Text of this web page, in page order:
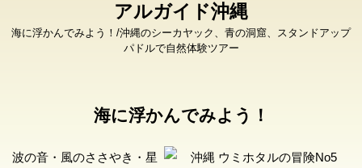
アルガイド沖縄
海に浮かんでみよう！/沖縄のシーカヤック、青の洞窟、スタンドアップ
パドルで自然体験ツアー
海に浮かんでみよう！
波の音・風のささやき・星